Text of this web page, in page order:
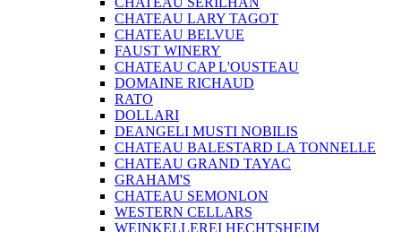
CHATEAU LARY TAGOT
CHATEAU BELVUE
FAUST WINERY
CHATEAU CAP L'OUSTEAU
DOMAINE RICHAUD
RATO
DOLLARI
DEANGELI MUSTI NOBILIS
CHATEAU BALESTARD LA TONNELLE
CHATEAU GRAND TAYAC
GRAHAM'S
CHATEAU SEMONLON
WESTERN CELLARS
WEINKELLEREI HECHTSHEIM